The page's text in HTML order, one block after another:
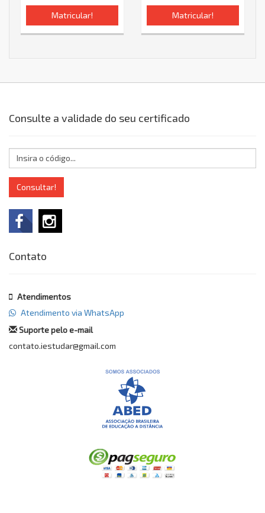
Matricular! Matricular!
Consulte a validade do seu certificado
Consultar!
Contato
Atendimentos
Atendimento via WhatsApp
Suporte pelo e-mail
contato.iestudar@gmail.com